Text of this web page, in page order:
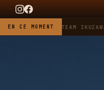
EN CE MOMENT
HEUER X TEAM IKUZAWA : LE